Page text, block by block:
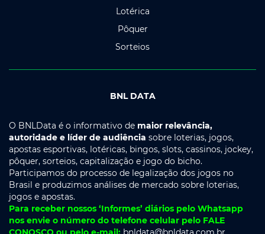
Lotérica
Pôquer
Sorteios
BNL DATA
O BNLData é o informativo de maior relevância,
autoridade e líder de audiência sobre loterias, jogos,
apostas esportivas, lotéricas, bingos, slots, cassinos, jockey,
pôquer, sorteios, capitalização e jogo do bicho.
Participamos do processo de legalização dos jogos no
Brasil e produzimos análises de mercado sobre loterias,
jogos e apostas.
Para receber nossos ‘Informes’ diários pelo Whatsapp
nos envie o número do telefone celular pelo FALE